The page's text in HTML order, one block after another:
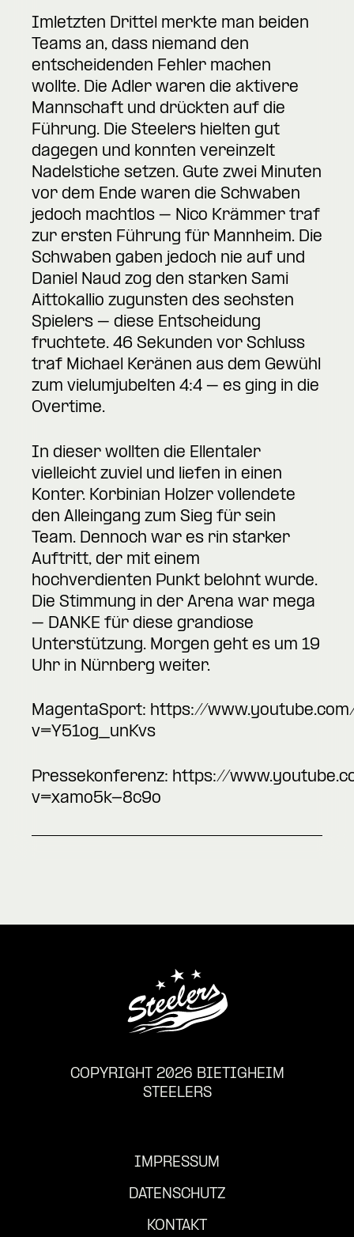
Imletzten Drittel merkte man beiden
Teams an, dass niemand den
entscheidenden Fehler machen
wollte. Die Adler waren die aktivere
Mannschaft und drückten auf die
Führung. Die Steelers hielten gut
dagegen und konnten vereinzelt
Nadelstiche setzen. Gute zwei Minuten
vor dem Ende waren die Schwaben
jedoch machtlos – Nico Krämmer traf
zur ersten Führung für Mannheim. Die
Schwaben gaben jedoch nie auf und
Daniel Naud zog den starken Sami
Aittokallio zugunsten des sechsten
Spielers – diese Entscheidung
fruchtete. 46 Sekunden vor Schluss
traf Michael Keränen aus dem Gewühl
zum vielumjubelten 4:4 – es ging in die
Overtime.
In dieser wollten die Ellentaler
vielleicht zuviel und liefen in einen
Konter. Korbinian Holzer vollendete
den Alleingang zum Sieg für sein
Team. Dennoch war es rin starker
Auftritt, der mit einem
hochverdienten Punkt belohnt wurde.
Die Stimmung in der Arena war mega
– DANKE für diese grandiose
Unterstützung. Morgen geht es um 19
Uhr in Nürnberg weiter.
MagentaSport: https://
v=Y51og_unKvs
Pressekonferenz: https://
v=xamo5k-8c9o
COPYRIGHT 2026 BIETIGHEIM
STEELERS
IMPRESSUM
DATENSCHUTZ
KONTAKT